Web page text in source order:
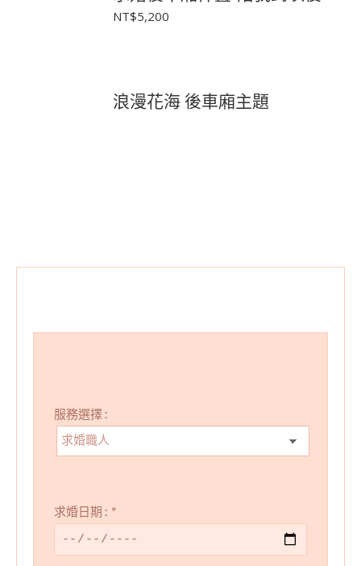
NT$5,200
浪漫花海 後車廂主題
服務選擇:
求婚日期: *